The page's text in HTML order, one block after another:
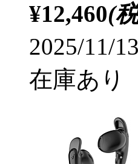
¥12,460(
2025/11/
在庫あり